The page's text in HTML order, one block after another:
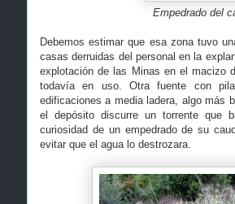
Empedrado del
Debemos estimar que esa zona tuvo
casas derruidas del personal en la
explotación de las Minas en el macizo
todavía en uso. Otra fuente con
edificaciones a media ladera, algo más
el depósito discurre un torrente que
curiosidad de un empedrado de su
evitar que el agua lo destrozara.